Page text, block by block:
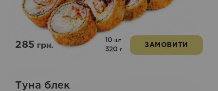
285грн.
10 шт
320 г
ЗАМОВИТИ
Туна блек